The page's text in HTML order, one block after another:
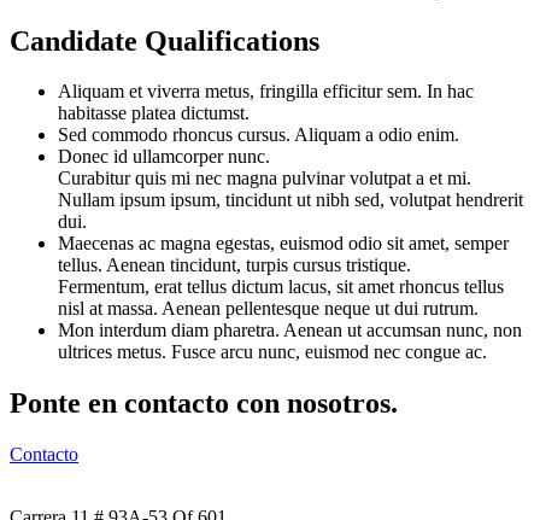
Candidate Qualifications
Aliquam et viverra metus, fringilla efficitur sem. In hac
habitasse platea dictumst.
Sed commodo rhoncus cursus. Aliquam a odio enim.
Donec id ullamcorper nunc.
Curabitur quis mi nec magna pulvinar volutpat a et mi.
Nullam ipsum ipsum, tincidunt ut nibh sed, volutpat hendrerit
dui.
Maecenas ac magna egestas, euismod odio sit amet, semper
tellus. Aenean tincidunt, turpis cursus tristique.
Fermentum, erat tellus dictum lacus, sit amet rhoncus tellus
nisl at massa. Aenean pellentesque neque ut dui rutrum.
Mon interdum diam pharetra. Aenean ut accumsan nunc, non
ultrices metus. Fusce arcu nunc, euismod nec congue ac.
Ponte en contacto con nosotros.
Contacto